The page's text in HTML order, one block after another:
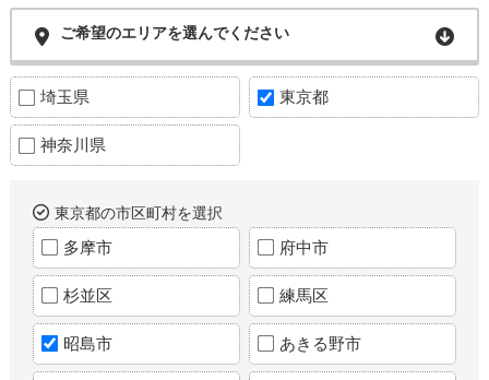
ご希望のエリアを選んでください
埼玉県 東京都
神奈川県
東京都の市区町村を選択
多摩市 府中市
杉並区 練馬区
昭島市 あきる野市